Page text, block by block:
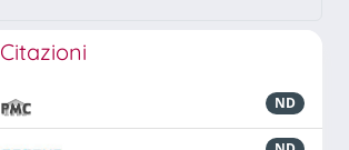
Citazioni
ND